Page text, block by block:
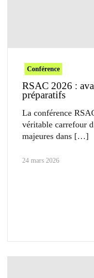
Conférence
RSAC 2026 :
préparatifs
La conférence
véritable carrefour
majeures dans
24 mars 2026